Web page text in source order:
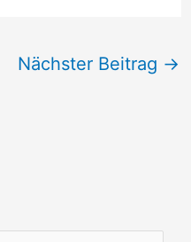
Nächster Beitrag →